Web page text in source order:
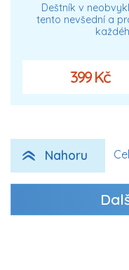
Deštník v
tento nevšední a
399 Kč
Nahoru